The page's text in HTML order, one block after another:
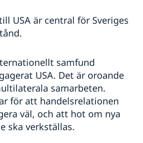
USA är central för Sveriges
samfund
USA. Det är oroande
samarbeten.
för att handelsrelationen
väl, och att hot om nya
ska verkställas.